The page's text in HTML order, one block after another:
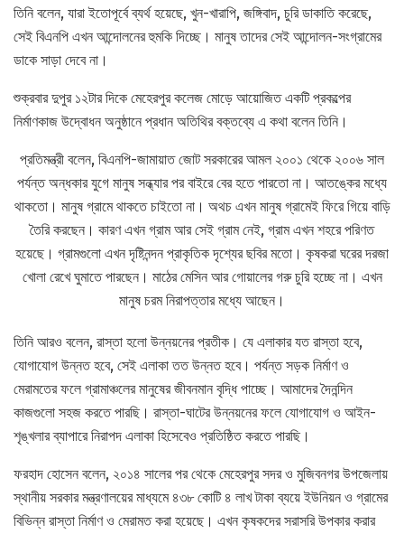
তিনি বলেন, যারা ইতোপূর্বে ব্যর্থ হয়েছে, খুন-খারাপি, জঙ্গিবাদ, চুরি ডাকাতি করেছে,
সেই বিএনপি এখন আন্দোলনের হুমকি দিচ্ছে। মানুষ তাদের সেই আন্দোলন-সংগ্রামের
ডাকে সাড়া দেবে না।
শুক্রবার দুপুর ১২টার দিকে মেহেরপুর কলেজ মোড়ে আয়োজিত একটি প্রকল্পের
নির্মাণকাজ উদ্বোধন অনুষ্ঠানে প্রধান অতিথির বক্তব্যে এ কথা বলেন তিনি।
প্রতিমন্ত্রী বলেন, বিএনপি-জামায়াত জোট সরকারের আমল ২০০১ থেকে ২০০৬ সাল
পর্যন্ত অন্ধকার যুগে মানুষ সন্ধ্যার পর বাইরে বের হতে পারতো না। আতঙ্কের মধ্যে
থাকতো। মানুষ গ্রামে থাকতে চাইতো না। অথচ এখন মানুষ গ্রামেই ফিরে গিয়ে বাড়ি
তৈরি করছেন। কারণ এখন গ্রাম আর সেই গ্রাম নেই, গ্রাম এখন শহরে পরিণত
হয়েছে। গ্রামগুলো এখন দৃষ্টিনন্দন প্রাকৃতিক দৃশ্যের ছবির মতো। কৃষকরা ঘরের দরজা
খোলা রেখে ঘুমাতে পারছেন। মাঠের মেসিন আর গোয়ালের গরু চুরি হচ্ছে না। এখন
মানুষ চরম নিরাপত্তার মধ্যে আছেন।
তিনি আরও বলেন, রাস্তা হলো উন্নয়নের প্রতীক। যে এলাকার যত রাস্তা হবে,
যোগাযোগ উন্নত হবে, সেই এলাকা তত উন্নত হবে। পর্যন্ত সড়ক নির্মাণ ও
মেরামতের ফলে গ্রামাঞ্চলের মানুষের জীবনমান বৃদ্ধি পাচ্ছে। আমাদের দৈনন্দিন
কাজগুলো সহজ করতে পারছি। রাস্তা-ঘাটের উন্নয়নের ফলে যোগাযোগ ও আইন-
শৃঙ্খলার ব্যাপারে নিরাপদ এলাকা হিসেবেও প্রতিষ্ঠিত করতে পারছি।
ফরহাদ হোসেন বলেন, ২০১৪ সালের পর থেকে মেহেরপুর সদর ও মুজিবনগর উপজেলায়
স্থানীয় সরকার মন্ত্রণালয়ের মাধ্যমে ৪৩৮ কোটি ৪ লাখ টাকা ব্যয়ে ইউনিয়ন ও গ্রামের
বিভিন্ন রাস্তা নির্মাণ ও মেরামত করা হয়েছে। এখন কৃষকদের সরাসরি উপকার করার